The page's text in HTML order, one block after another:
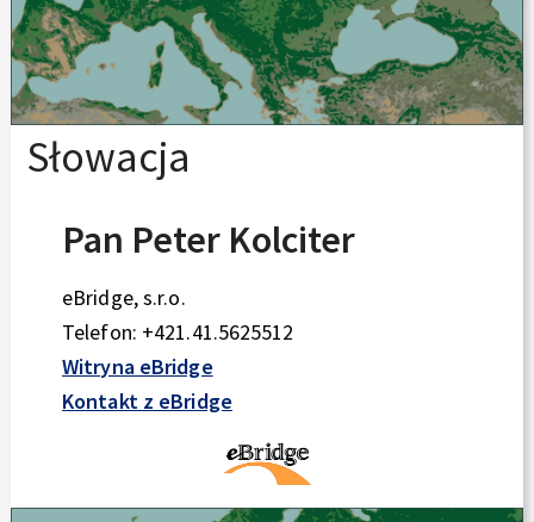
Słowacja
Pan Peter Kolciter
eBridge, s.r.o.
Telefon: +421.41.5625512
Witryna eBridge
Kontakt z eBridge